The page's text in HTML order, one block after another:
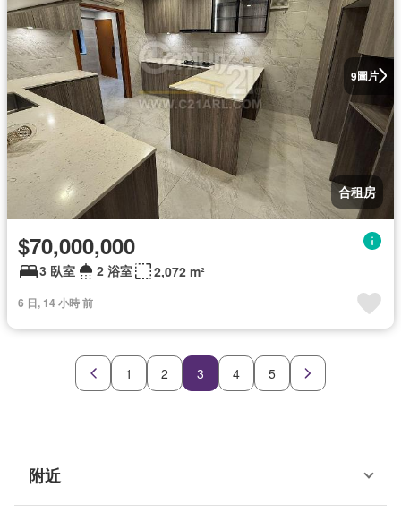
9圖片
合租房
$70,000,000
3 臥室 2 浴室 2,072 m²
6 日, 14 小時 前
1 2 3 4 5
附近